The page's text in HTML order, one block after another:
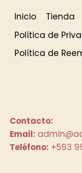
Inicio Tienda
Política de
Política de
Contacto:
Email:
Teléfono: +593